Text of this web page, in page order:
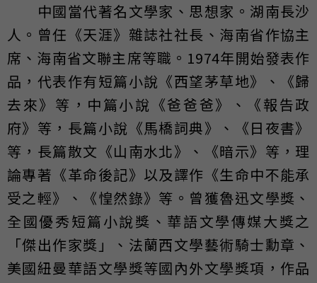
中國當代著名文學家、思想家。湖南長沙
人。曾任《天涯》雜誌社社長、海南省作協主
席、海南省文聯主席等職。1974年開始發表作
品，代表作有短篇小說《西望茅草地》、《歸
去來》等，中篇小說《爸爸爸》、《報告政
府》等，長篇小說《馬橋詞典》、《日夜書》
等，長篇散文《山南水北》、《暗示》等，理
論專著《革命後記》以及譯作《生命中不能承
受之輕》、《惶然錄》等。曾獲魯迅文學獎、
全國優秀短篇小說獎、華語文學傳媒大獎之
「傑出作家獎」、法蘭西文學藝術騎士勳章、
美國紐曼華語文學獎等國內外文學獎項，作品